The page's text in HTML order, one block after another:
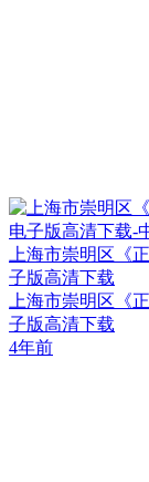
上海市崇明区《
子版高清下载
上海市崇明区《
子版高清下载
4年前